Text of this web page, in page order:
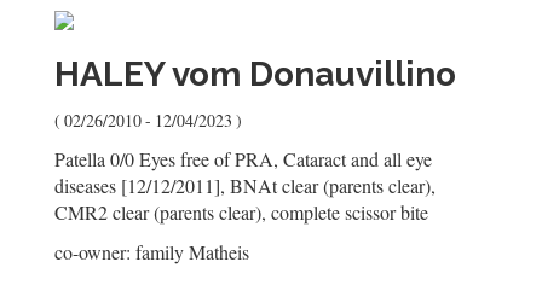
HALEYvom Donauvillino
( 02/26/2010 - 12/04/2023 )
Patella 0/0 Eyes free of PRA, Cataract and all eye
diseases [12/12/2011], BNAt clear (parents clear),
CMR2 clear (parents clear), complete scissor bite
co-owner: family Matheis